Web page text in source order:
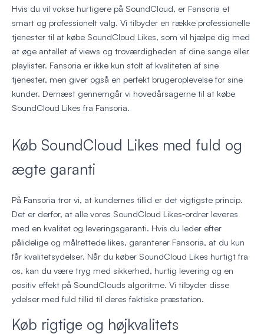
Hvis du vil vokse hurtigere på SoundCloud, er Fansoria et
smart og professionelt valg. Vi tilbyder en række professionelle
tjenester til at købe SoundCloud Likes, som vil hjælpe dig med
at øge antallet af views og troværdigheden af dine sange eller
playlister. Fansoria er ikke kun stolt af kvaliteten af sine
tjenester, men giver også en perfekt brugeroplevelse for sine
kunder. Dernæst gennemgår vi hovedårsagerne til at købe
SoundCloud Likes fra Fansoria.
Køb SoundCloud Likes med fuld og
ægte garanti
På Fansoria tror vi, at kundernes tillid er det vigtigste princip.
Det er derfor, at alle vores SoundCloud Likes‑ordrer leveres
med en kvalitet og leveringsgaranti. Hvis du leder efter
pålidelige og målrettede likes, garanterer Fansoria, at du kun
får kvalitetsydelser. Når du køber SoundCloud Likes hurtigt fra
os, kan du være tryg med sikkerhed, hurtig levering og en
positiv effekt på SoundClouds algoritme. Vi tilbyder disse
ydelser med fuld tillid til deres faktiske præstation.
Køb rigtige og højkvalitets